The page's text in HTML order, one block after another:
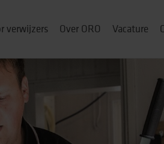
verwijzers Over ORO Vacature